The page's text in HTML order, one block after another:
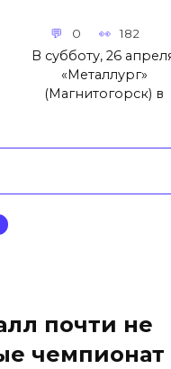
0 182
В субботу, 26
«Металлург»
(Магнитогорск) в
почти не
чемпионат